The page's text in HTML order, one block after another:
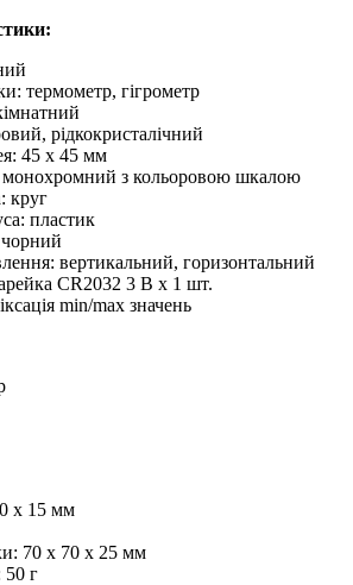
термометр, гігрометр
рідкокристалічний
45 х 45 мм
монохромний з кольоровою шкалою
круг
пластик
чорний
вертикальний, горизонтальний
CR2032 3 В х 1 шт.
min/max значень
х 15 мм
70 х 70 х 25 мм
50 г